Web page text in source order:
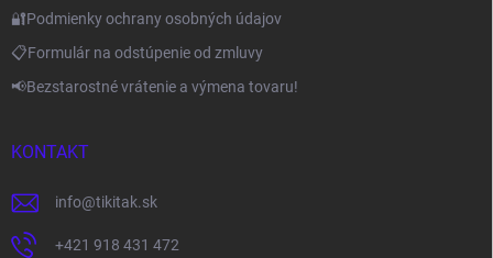
🔐Podmienky ochrany osobných údajov
📋Formulár na odstúpenie od zmluvy
📢Bezstarostné vrátenie a výmena tovaru!
KONTAKT
info@tikitak.sk
+421 918 431 472